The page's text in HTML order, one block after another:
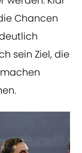
Chancen
sein Ziel, die